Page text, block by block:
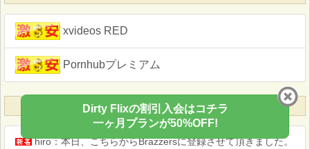
xvideos RED
Pornhubプレミアム
最近のコメント（総数：11,796 件）
hiro：本日、こちらからBrazzersに登録させて頂きました。
Dirty Flixの割引入会はコチラ
一ヶ月プランが50%OFF!